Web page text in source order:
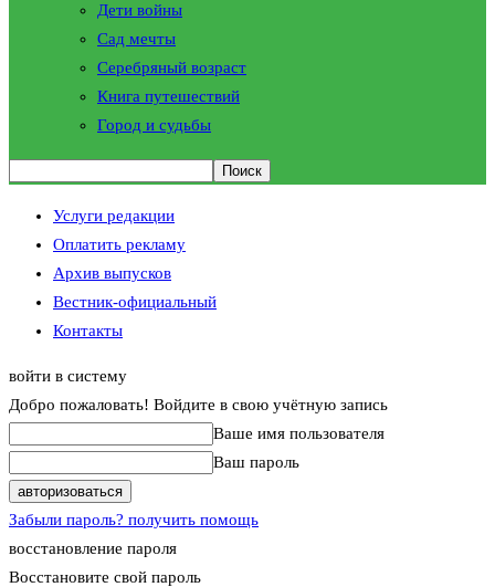
Дети войны
Сад мечты
Серебряный возраст
Книга путешествий
Город и судьбы
Услуги редакции
Оплатить рекламу
Архив выпусков
Вестник-официальный
Контакты
войти в систему
Добро пожаловать! Войдите в свою учётную запись
Ваше имя пользователя
Ваш пароль
Забыли пароль? получить помощь
восстановление пароля
Восстановите свой пароль